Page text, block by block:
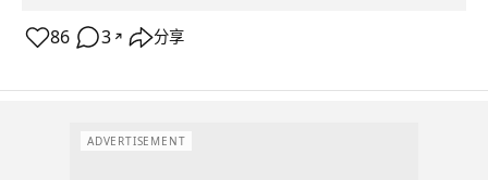
86 3 ↗ 分享
ADVERTISEMENT